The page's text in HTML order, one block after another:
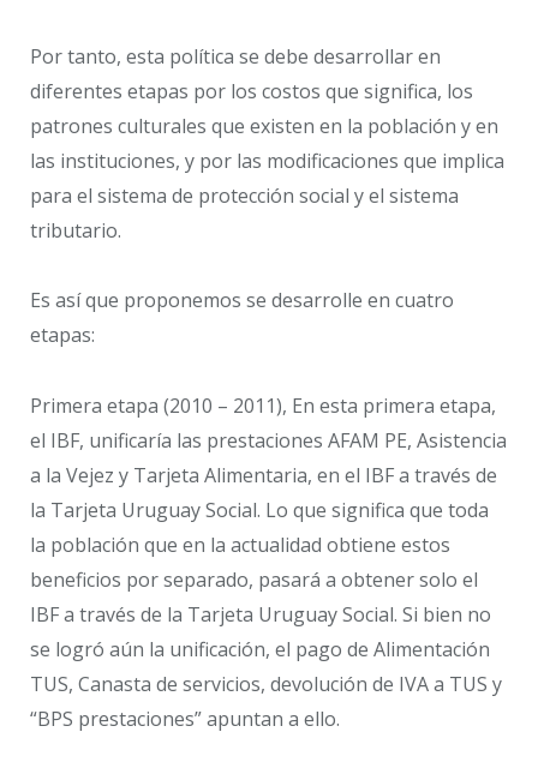
Por tanto, esta política se debe desarrollar en
diferentes etapas por los costos que significa, los
patrones culturales que existen en la población y en
las instituciones, y por las modificaciones que implica
para el sistema de protección social y el sistema
tributario.
Es así que proponemos se desarrolle en cuatro
etapas:
Primera etapa (2010 – 2011), En esta primera etapa,
el IBF, unificaría las prestaciones AFAM PE, Asistencia
a la Vejez y Tarjeta Alimentaria, en el IBF a través de
la Tarjeta Uruguay Social. Lo que significa que toda
la población que en la actualidad obtiene estos
beneficios por separado, pasará a obtener solo el
IBF a través de la Tarjeta Uruguay Social. Si bien no
se logró aún la unificación, el pago de Alimentación
TUS, Canasta de servicios, devolución de IVA a TUS y
“BPS prestaciones” apuntan a ello.